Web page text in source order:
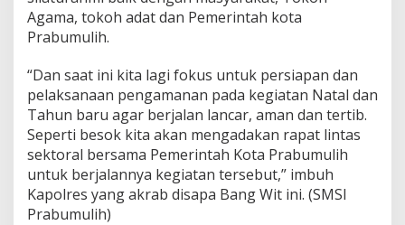
Agama, tokoh adat dan Pemerintah kota
Prabumulih.
“Dan saat ini kita lagi fokus untuk persiapan dan
pelaksanaan pengamanan pada kegiatan Natal dan
Tahun baru agar berjalan lancar, aman dan tertib.
Seperti besok kita akan mengadakan rapat lintas
sektoral bersama Pemerintah Kota Prabumulih
untuk berjalannya kegiatan tersebut,” imbuh
Kapolres yang akrab disapa Bang Wit ini. (SMSI
Prabumulih)